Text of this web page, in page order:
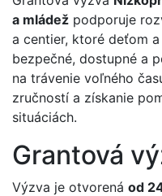
a mládež podporuje
a centier, ktoré deťom
bezpečné, dostupné a
na trávenie voľného
zručností a získanie
situáciách.
Grantová
Výzva je otvorená od